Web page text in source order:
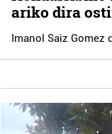
ariko dira
Imanol Saiz Gomez